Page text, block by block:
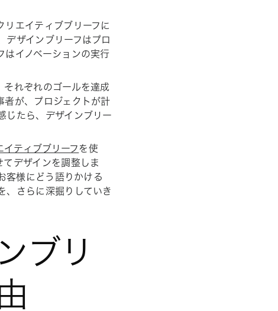
リエイティブブリーフに
デザインブリーフはプロ
はイノベーションの実行
それぞれのゴールを達成
者が、プロジェクトが計
じたら、デザインブリー
イティブブリーフを使
デザインを調整しま
客様にどう語りかける
、さらに深掘りしていき
ブリ